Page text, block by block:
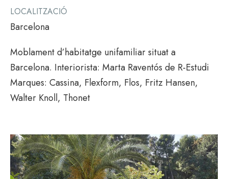
LOCALITZACIÓ
Barcelona
Moblament d’habitatge unifamiliar situat a
Barcelona. Interiorista: Marta Raventós de R-Estudi
Marques: Cassina, Flexform, Flos, Fritz Hansen,
Walter Knoll, Thonet